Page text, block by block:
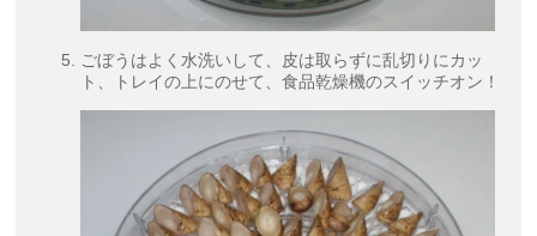
ごぼうはよく水洗いして、皮は取らずに乱切りにカッ
ト、トレイの上にのせて、食品乾燥機のスイッチオン！